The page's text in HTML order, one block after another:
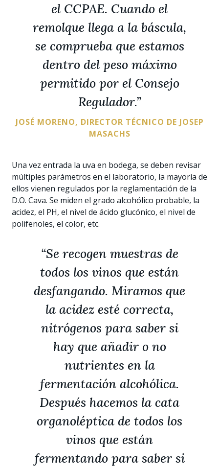
el CCPAE. Cuando el
remolque llega a la báscula,
se comprueba que estamos
dentro del peso máximo
permitido por el Consejo
Regulador.”
JOSÉ MORENO, DIRECTOR TÉCNICO DE JOSEP
MASACHS
Una vez entrada la uva en bodega, se deben revisar
múltiples parámetros en el laboratorio, la mayoría de
ellos vienen regulados por la reglamentación de la
D.O. Cava. Se miden el grado alcohólico probable, la
acidez, el PH, el nivel de ácido glucónico, el nivel de
polifenoles, el color, etc.
“Se recogen muestras de
todos los vinos que están
desfangando. Miramos que
la acidez esté correcta,
nitrógenos para saber si
hay que añadir o no
nutrientes en la
fermentación alcohólica.
Después hacemos la cata
organoléptica de todos los
vinos que están
fermentando para saber si